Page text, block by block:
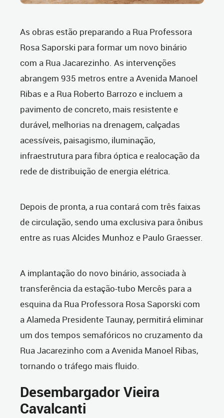
As obras estão preparando a Rua Professora
Rosa Saporski para formar um novo binário
com a Rua Jacarezinho. As intervenções
abrangem 935 metros entre a Avenida Manoel
Ribas e a Rua Roberto Barrozo e incluem a
pavimento de concreto, mais resistente e
durável, melhorias na drenagem, calçadas
acessíveis, paisagismo, iluminação,
infraestrutura para fibra óptica e realocação da
rede de distribuição de energia elétrica.
Depois de pronta, a rua contará com três faixas
de circulação, sendo uma exclusiva para ônibus
entre as ruas Alcides Munhoz e Paulo Graesser.
A implantação do novo binário, associada à
transferência da estação-tubo Mercês para a
esquina da Rua Professora Rosa Saporski com
a Alameda Presidente Taunay, permitirá eliminar
um dos tempos semafóricos no cruzamento da
Rua Jacarezinho com a Avenida Manoel Ribas,
tornando o tráfego mais fluido.
Desembargador Vieira
Cavalcanti